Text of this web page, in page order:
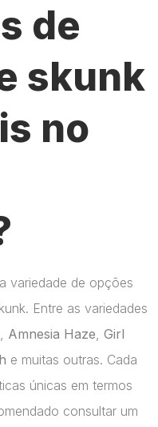
de
skunk
no
variedade de opções
Entre as variedades
Amnesia Haze Girl
e muitas outras. Cada
únicas em termos
consultar um